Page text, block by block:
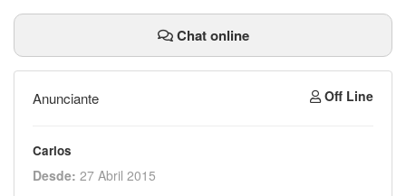
Chat online
Anunciante Off Line
Carlos
Desde: 27 Abril 2015